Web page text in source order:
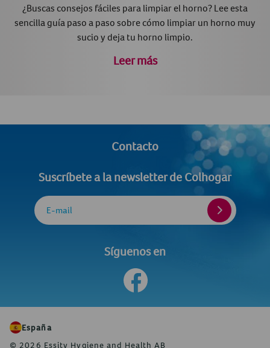
¿Buscas consejos fáciles para limpiar el horno? Lee esta
sencilla guía paso a paso sobre cómo limpiar un horno muy
sucio y deja tu horno limpio.
Leer más
Contacto
Suscríbete a la newsletter de Colhogar
E-mail
Síguenos en
España
© 2026 Essity Hygiene and Health AB